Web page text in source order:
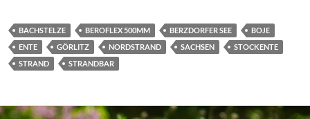
BACHSTELZE BEROFLEX 500MM BERZDORFER SEE
BOJE
ENTE
GÖRLITZ NORDSTRAND SACHSEN
STOCKENTE
STRAND
STRANDBAR